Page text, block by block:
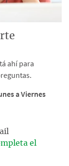
ahí para
a Viernes
el